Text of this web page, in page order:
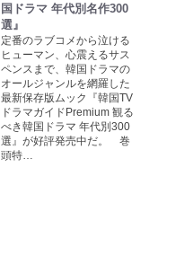
国ドラマ 年代別名作300
選』
定番のラブコメから泣ける
ヒューマン、心震えるサス
ペンスまで、韓国ドラマの
オールジャンルを網羅した
最新保存版ムック『韓国TV
ドラマガイドPremium 観る
べき韓国ドラマ 年代別300
選』が好評発売中だ。 巻
頭特…